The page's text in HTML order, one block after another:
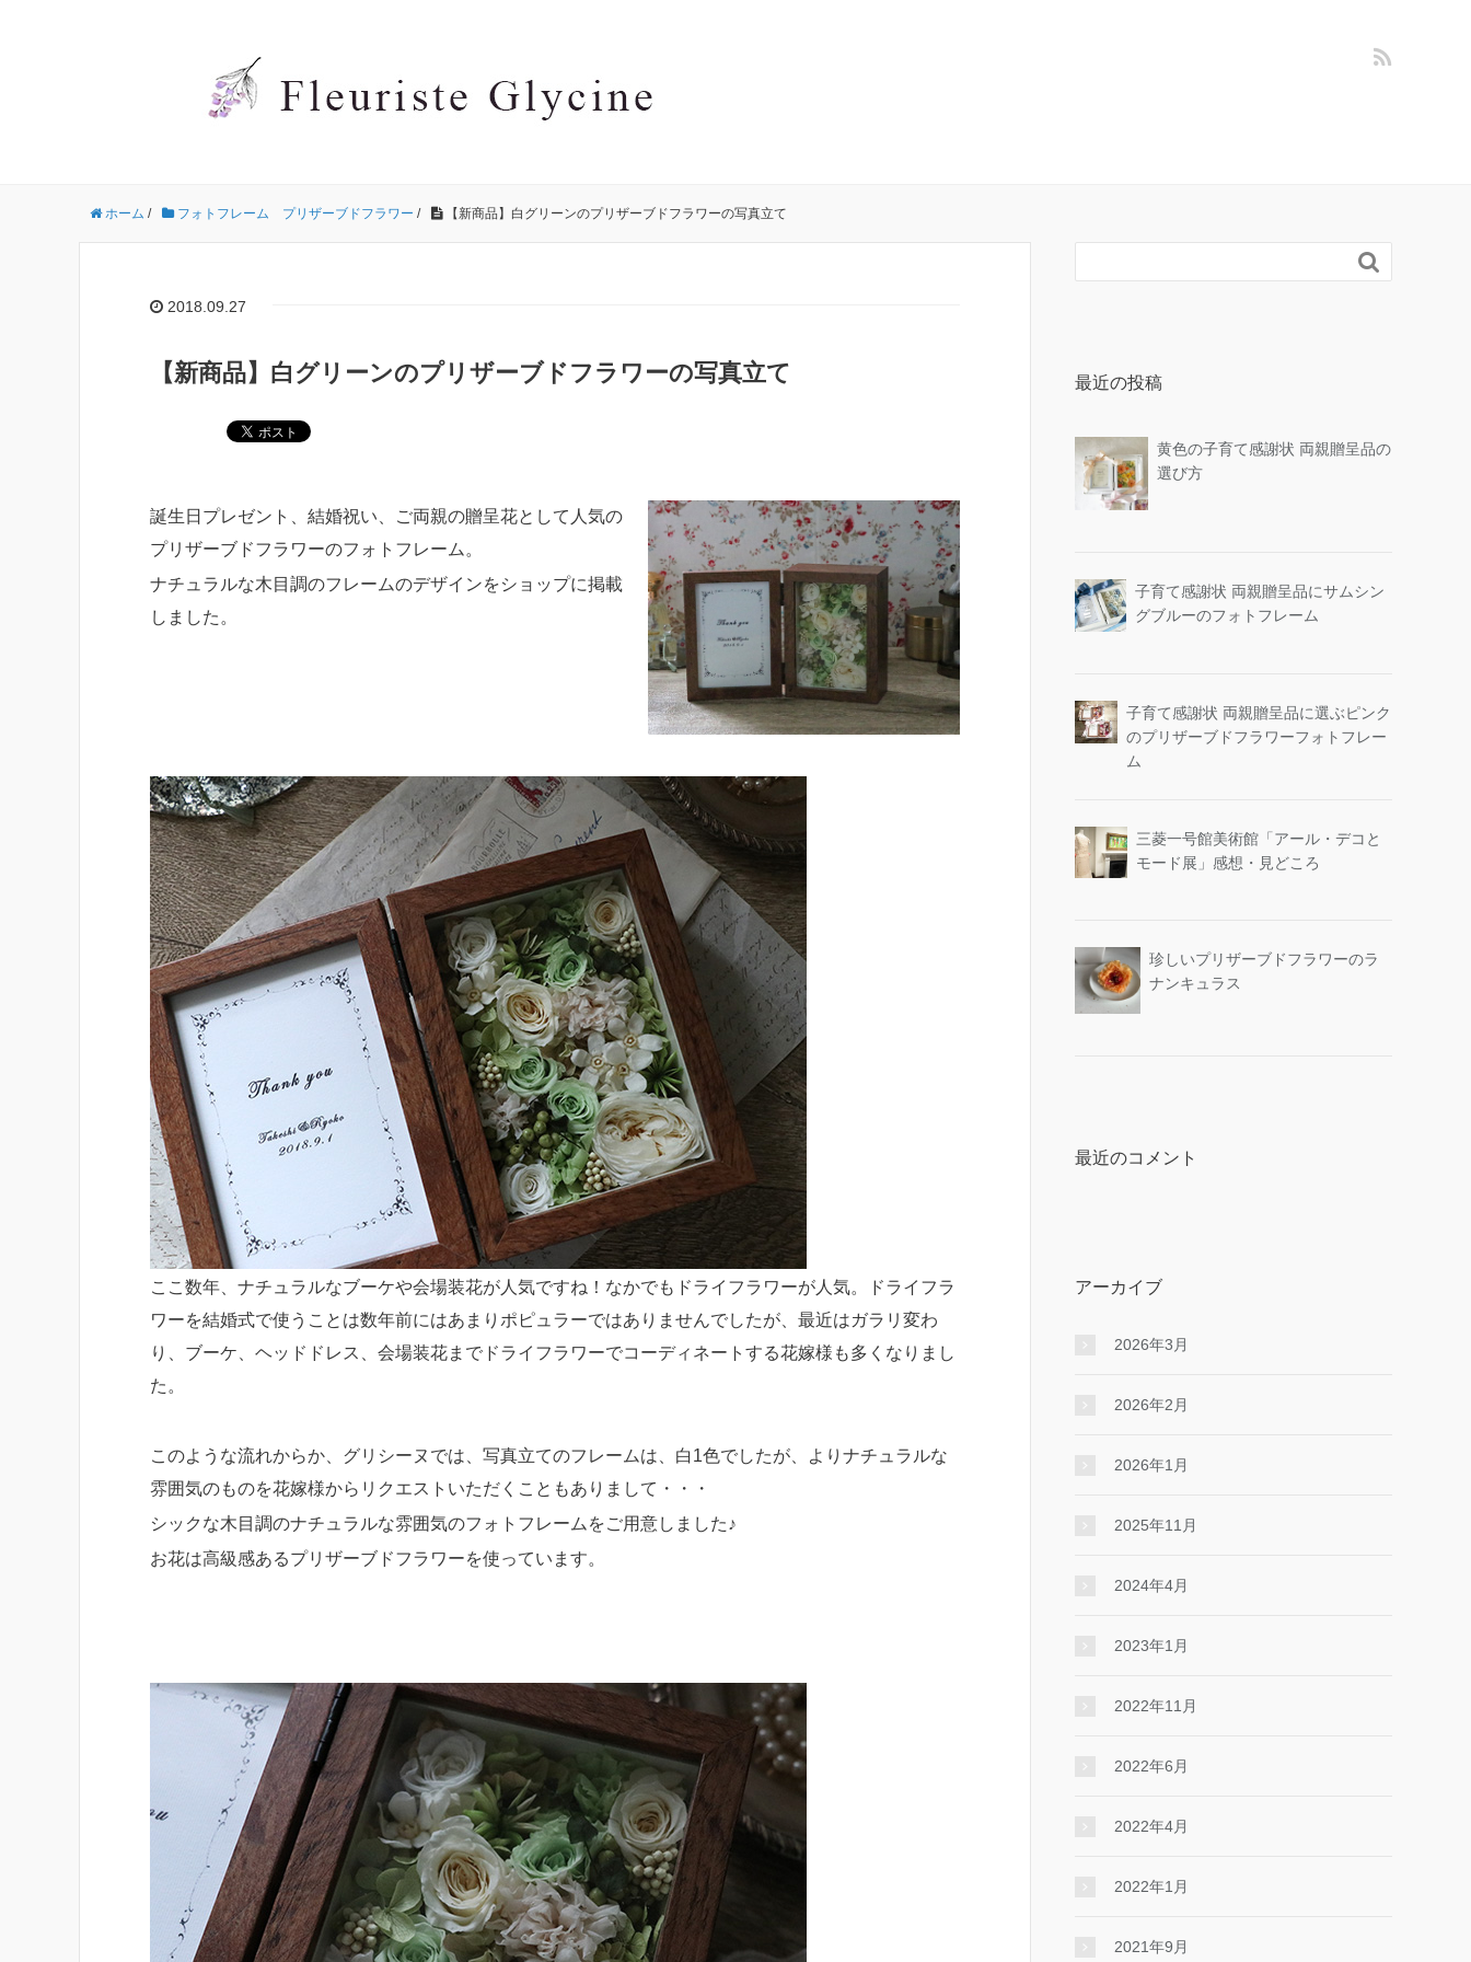
ホーム / フォトフレーム プリザーブドフラワー / 【新商品】白グリーンのプリザーブドフラワーの写真立て
2018.09.27
【新商品】白グリーンのプリザーブドフラワーの写真立て
誕生日プレゼント、結婚祝い、ご両親の贈呈花として人気の
プリザーブドフラワーのフォトフレーム。
ナチュラルな木目調のフレームのデザインをショップに掲載
しました。
ここ数年、ナチュラルなブーケや会場装花が人気ですね！なかでもドライフラワーが人気。ドライフラ
ワーを結婚式で使うことは数年前にはあまりポピュラーではありませんでしたが、最近はガラリ変わ
り、ブーケ、ヘッドドレス、会場装花までドライフラワーでコーディネートする花嫁様も多くなりまし
た。
このような流れからか、グリシーヌでは、写真立てのフレームは、白1色でしたが、よりナチュラルな
雰囲気のものを花嫁様からリクエストいただくこともありまして・・・
シックな木目調のナチュラルな雰囲気のフォトフレームをご用意しました♪
お花は高級感あるプリザーブドフラワーを使っています。

最近の投稿
黄色の子育て感謝状 両親贈呈品の
選び方
子育て感謝状 両親贈呈品にサムシン
グブルーのフォトフレーム
子育て感謝状 両親贈呈品に選ぶピンク
のプリザーブドフラワーフォトフレー
ム
三菱一号館美術館「アール・デコと
モード展」感想・見どころ
珍しいプリザーブドフラワーのラ
ナンキュラス
最近のコメント
アーカイブ
2026年3月
2026年2月
2026年1月
2025年11月
2024年4月
2023年1月
2022年11月
2022年6月
2022年4月
2022年1月
2021年9月